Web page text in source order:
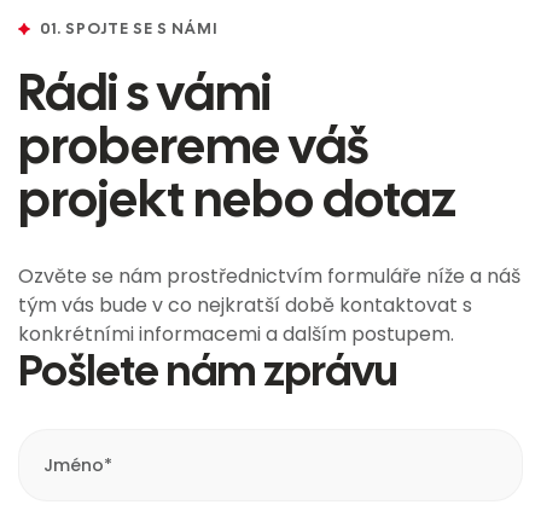
01. SPOJTE SE S NÁMI
Rádi s vámi
probereme váš
projekt nebo dotaz
Ozvěte se nám prostřednictvím formuláře níže a náš
tým vás bude v co nejkratší době kontaktovat s
konkrétními informacemi a dalším postupem.
Pošlete nám zprávu